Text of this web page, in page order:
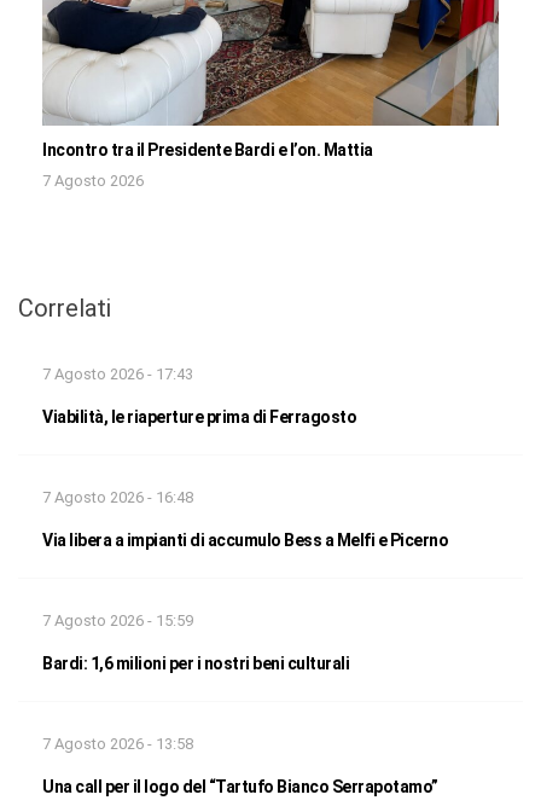
Incontro tra il Presidente Bardi e l’on. Mattia
7 Agosto 2026
Correlati
7 Agosto 2026 - 17:43
Viabilità, le riaperture prima di Ferragosto
7 Agosto 2026 - 16:48
Via libera a impianti di accumulo Bess a Melfi e Picerno
7 Agosto 2026 - 15:59
Bardi: 1,6 milioni per i nostri beni culturali
7 Agosto 2026 - 13:58
Una call per il logo del “Tartufo Bianco Serrapotamo”